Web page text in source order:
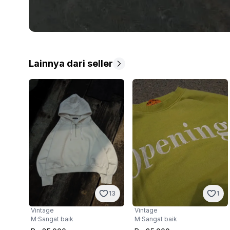
Lainnya dari seller
13
Vintage
M·Sangat baik
1
Vintage
M·Sangat baik